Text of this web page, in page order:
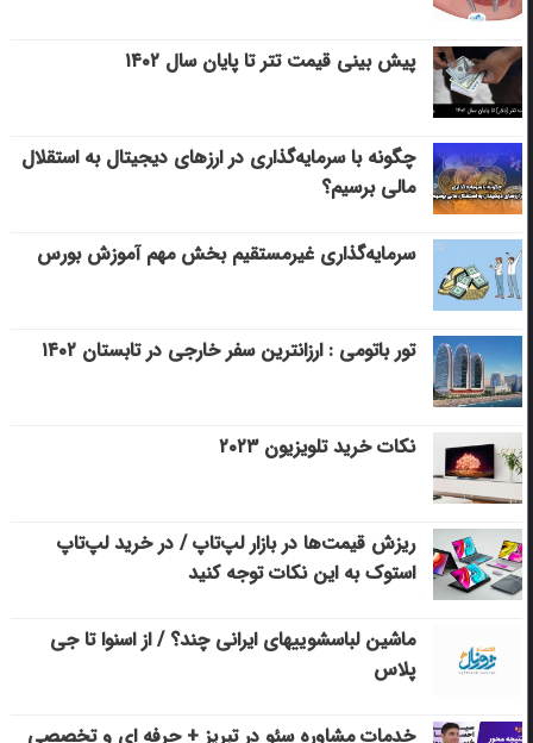
پیش بینی قیمت تتر تا پایان سال ۱۴۰۲
چگونه با سرمایه‌گذاری در ارزهای دیجیتال به استقلال
مالی برسیم؟
سرمایه‌گذاری غیرمستقیم بخش مهم آموزش بورس
تور باتومی : ارزانترین سفر خارجی در تابستان ۱۴۰۲
نکات خرید تلویزیون ۲۰۲۳
ریزش قیمت‌ها در بازار لپ‌تاپ / در خرید لپ‌تاپ
استوک به این نکات توجه کنید
ماشین لباسشویی‎های ایرانی چند؟ / از اسنوا تا جی
پلاس
خدمات مشاوره سئو در تبریز + حرفه ای و تخصصی